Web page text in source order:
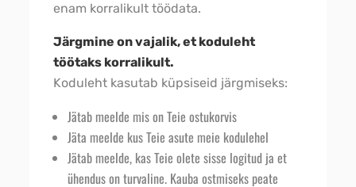
enam korralikult töödata.
Järgmine on vajalik, et koduleht
töötaks korralikult.
Koduleht kasutab küpsiseid järgmiseks:
Jätab meelde mis on Teie ostukorvis
Jäta meelde kus Teie asute meie kodulehel
Jätab meelde, kas Teie olete sisse logitud ja et
ühendus on turvaline. Kauba ostmiseks peate